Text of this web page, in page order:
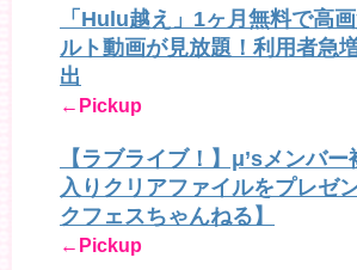
「Hulu越え」1ヶ月無料で高
ルト動画が見放題！利用者急
出
←Pickup
【ラブライブ！】μ’sメンバ
入りクリアファイルをプレゼ
クフェスちゃんねる】
←Pickup